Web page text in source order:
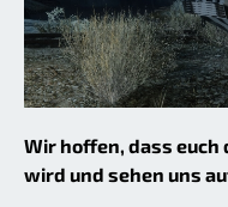
Wir hoffen, dass euch
wird und sehen uns